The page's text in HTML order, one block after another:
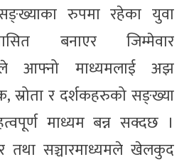
रुपमा रहेका युवा
बनाएर जिम्मेवार
आफ्नो माध्यमलाई अझ
स्रोता र दर्शकहरुको सङ्ख्या
माध्यम बन्न सक्दछ ।
तथा सञ्चारमाध्यमले खेलकुद